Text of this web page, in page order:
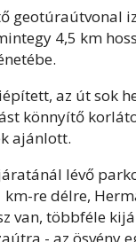
geotúraútvonal
4,5 km
az út sok
könnyítő
ajánlott.
lévő
re délre,
van, többféle